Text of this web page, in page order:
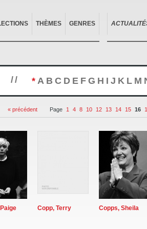
THÈMES GENRES
// * A B C D E F G H I J K L M
« précédent Page 1 4 8 10 12 13 14 15 16
Copp, Terry Copps, Sheila